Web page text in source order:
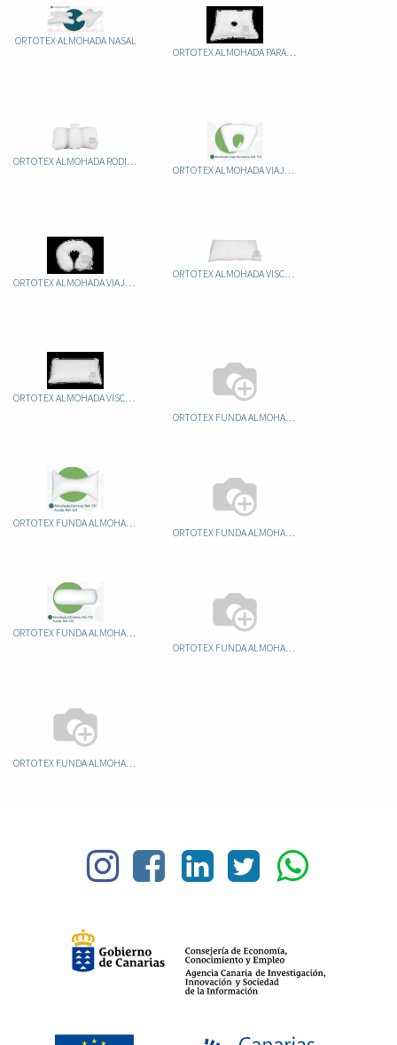
ORTOTEX ALMOHADA NASAL
ORTOTEX ALMOHADA PARA OREJA
ORTOTEX ALMOHADA VIAJE HERRADURA
ORTOTEX ALMOHADA VIAJE HERRADURA VIAJE ANATOMICA
ORTOTEX ALMOHADA VISCOESLASTICA VIAJE
ORTOTEX FUNDA ALMOHADA CERVICAL